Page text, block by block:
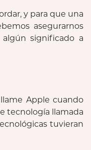
y para que una
asegurarnos
significado a
Apple cuando
tecnología llamada
tuvieran